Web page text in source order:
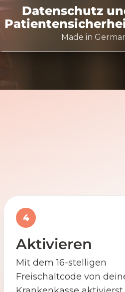
Datenschutz
Made in
4
Aktivieren
Mit dem 16-stelligen
Freischaltcode von